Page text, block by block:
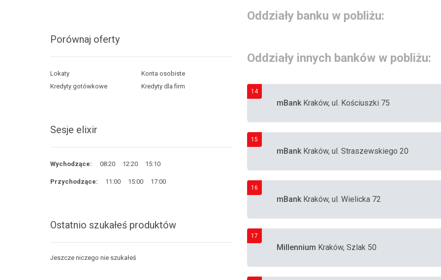
Porównaj oferty
Lokaty
Konta osobiste
Kredyty gotówkowe
Kredyty dla firm
Sesje elixir
Wychodzące: 08:20 12:20 15:10
Przychodzące: 11:00 15:00 17:00
Ostatnio szukałeś produktów
Jeszcze niczego nie szukałeś
Oddziały banku w pobliżu:
Oddziały innych banków w pobliżu:
14
mBankKraków, ul. Kościuszki 75
15
mBankKraków, ul. Straszewskiego 20
16
mBankKraków, ul. Wielicka 72
17
Millennium Kraków, Szlak 50